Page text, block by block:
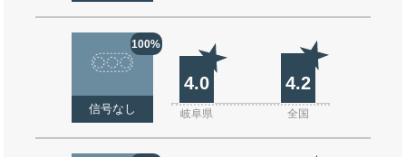
100%
信号なし
4.0 4.2
岐阜県 全国